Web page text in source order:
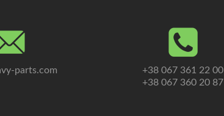
parts.com
+38 067 361 22 00
+38 067 360 20 87